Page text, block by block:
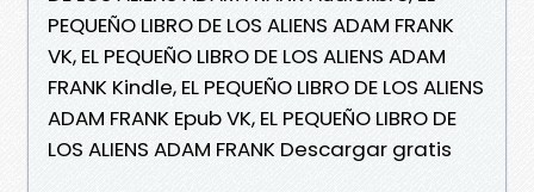
PEQUEÑO LIBRO DE LOS ALIENS ADAM FRANK
VK, EL PEQUEÑO LIBRO DE LOS ALIENS ADAM
FRANK Kindle, EL PEQUEÑO LIBRO DE LOS ALIENS
ADAM FRANK Epub VK, EL PEQUEÑO LIBRO DE
LOS ALIENS ADAM FRANK Descargar gratis